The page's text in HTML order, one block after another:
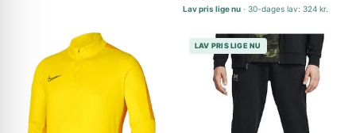
Lav pris lige nu 30-dages lav: 324 kr.
LAV PRIS LIGE NU